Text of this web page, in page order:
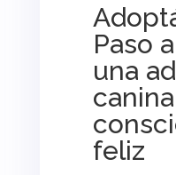
Paso
una
canina
feliz